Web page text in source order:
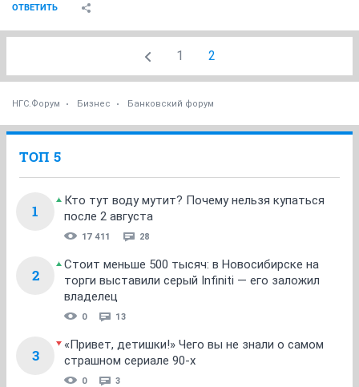
ОТВЕТИТЬ
1 2
НГС.Форум Бизнес Банковский форум
ТОП 5
1
Кто тут воду мутит? Почему нельзя купаться
после 2 августа
17 411 28
2
Стоит меньше 500 тысяч: в Новосибирске на
торги выставили серый Infiniti — его заложил
владелец
0 13
3
«Привет, детишки!» Чего вы не знали о самом
страшном сериале 90-х
0 3